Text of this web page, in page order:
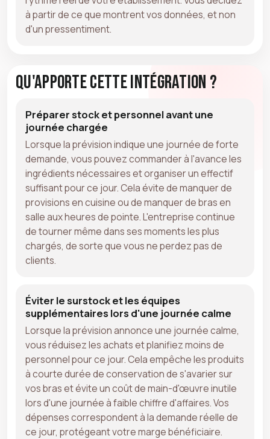
à partir de ce que montrent vos données, et non
d'un pressentiment.
Qu'apporte cette intégration ?
Préparer stock et personnel avant une
journée chargée
Lorsque la prévision indique une journée de forte
demande, vous pouvez commander à l'avance les
ingrédients nécessaires et organiser un effectif
suffisant pour ce jour. Cela évite de manquer de
provisions en cuisine ou de manquer de bras en
salle aux heures de pointe. L'entreprise continue
de tourner même dans ses moments les plus
chargés, de sorte que vous ne perdez pas de
clients.
Éviter le surstock et les équipes
supplémentaires lors d'une journée calme
Lorsque la prévision annonce une journée calme,
vous réduisez les achats et planifiez moins de
personnel pour ce jour. Cela empêche les produits
à courte durée de conservation de s'avarier sur
vos bras et évite un coût de main-d'œuvre inutile
lors d'une journée à faible chiffre d'affaires. Vos
dépenses correspondent à la demande réelle de
ce jour, protégeant votre marge bénéficiaire.